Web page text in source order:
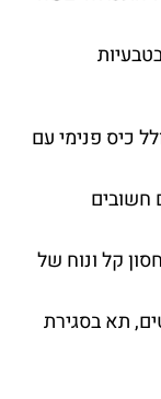
כיס פנימי עם
חשובים
קל ונוח של
תא בסגירת